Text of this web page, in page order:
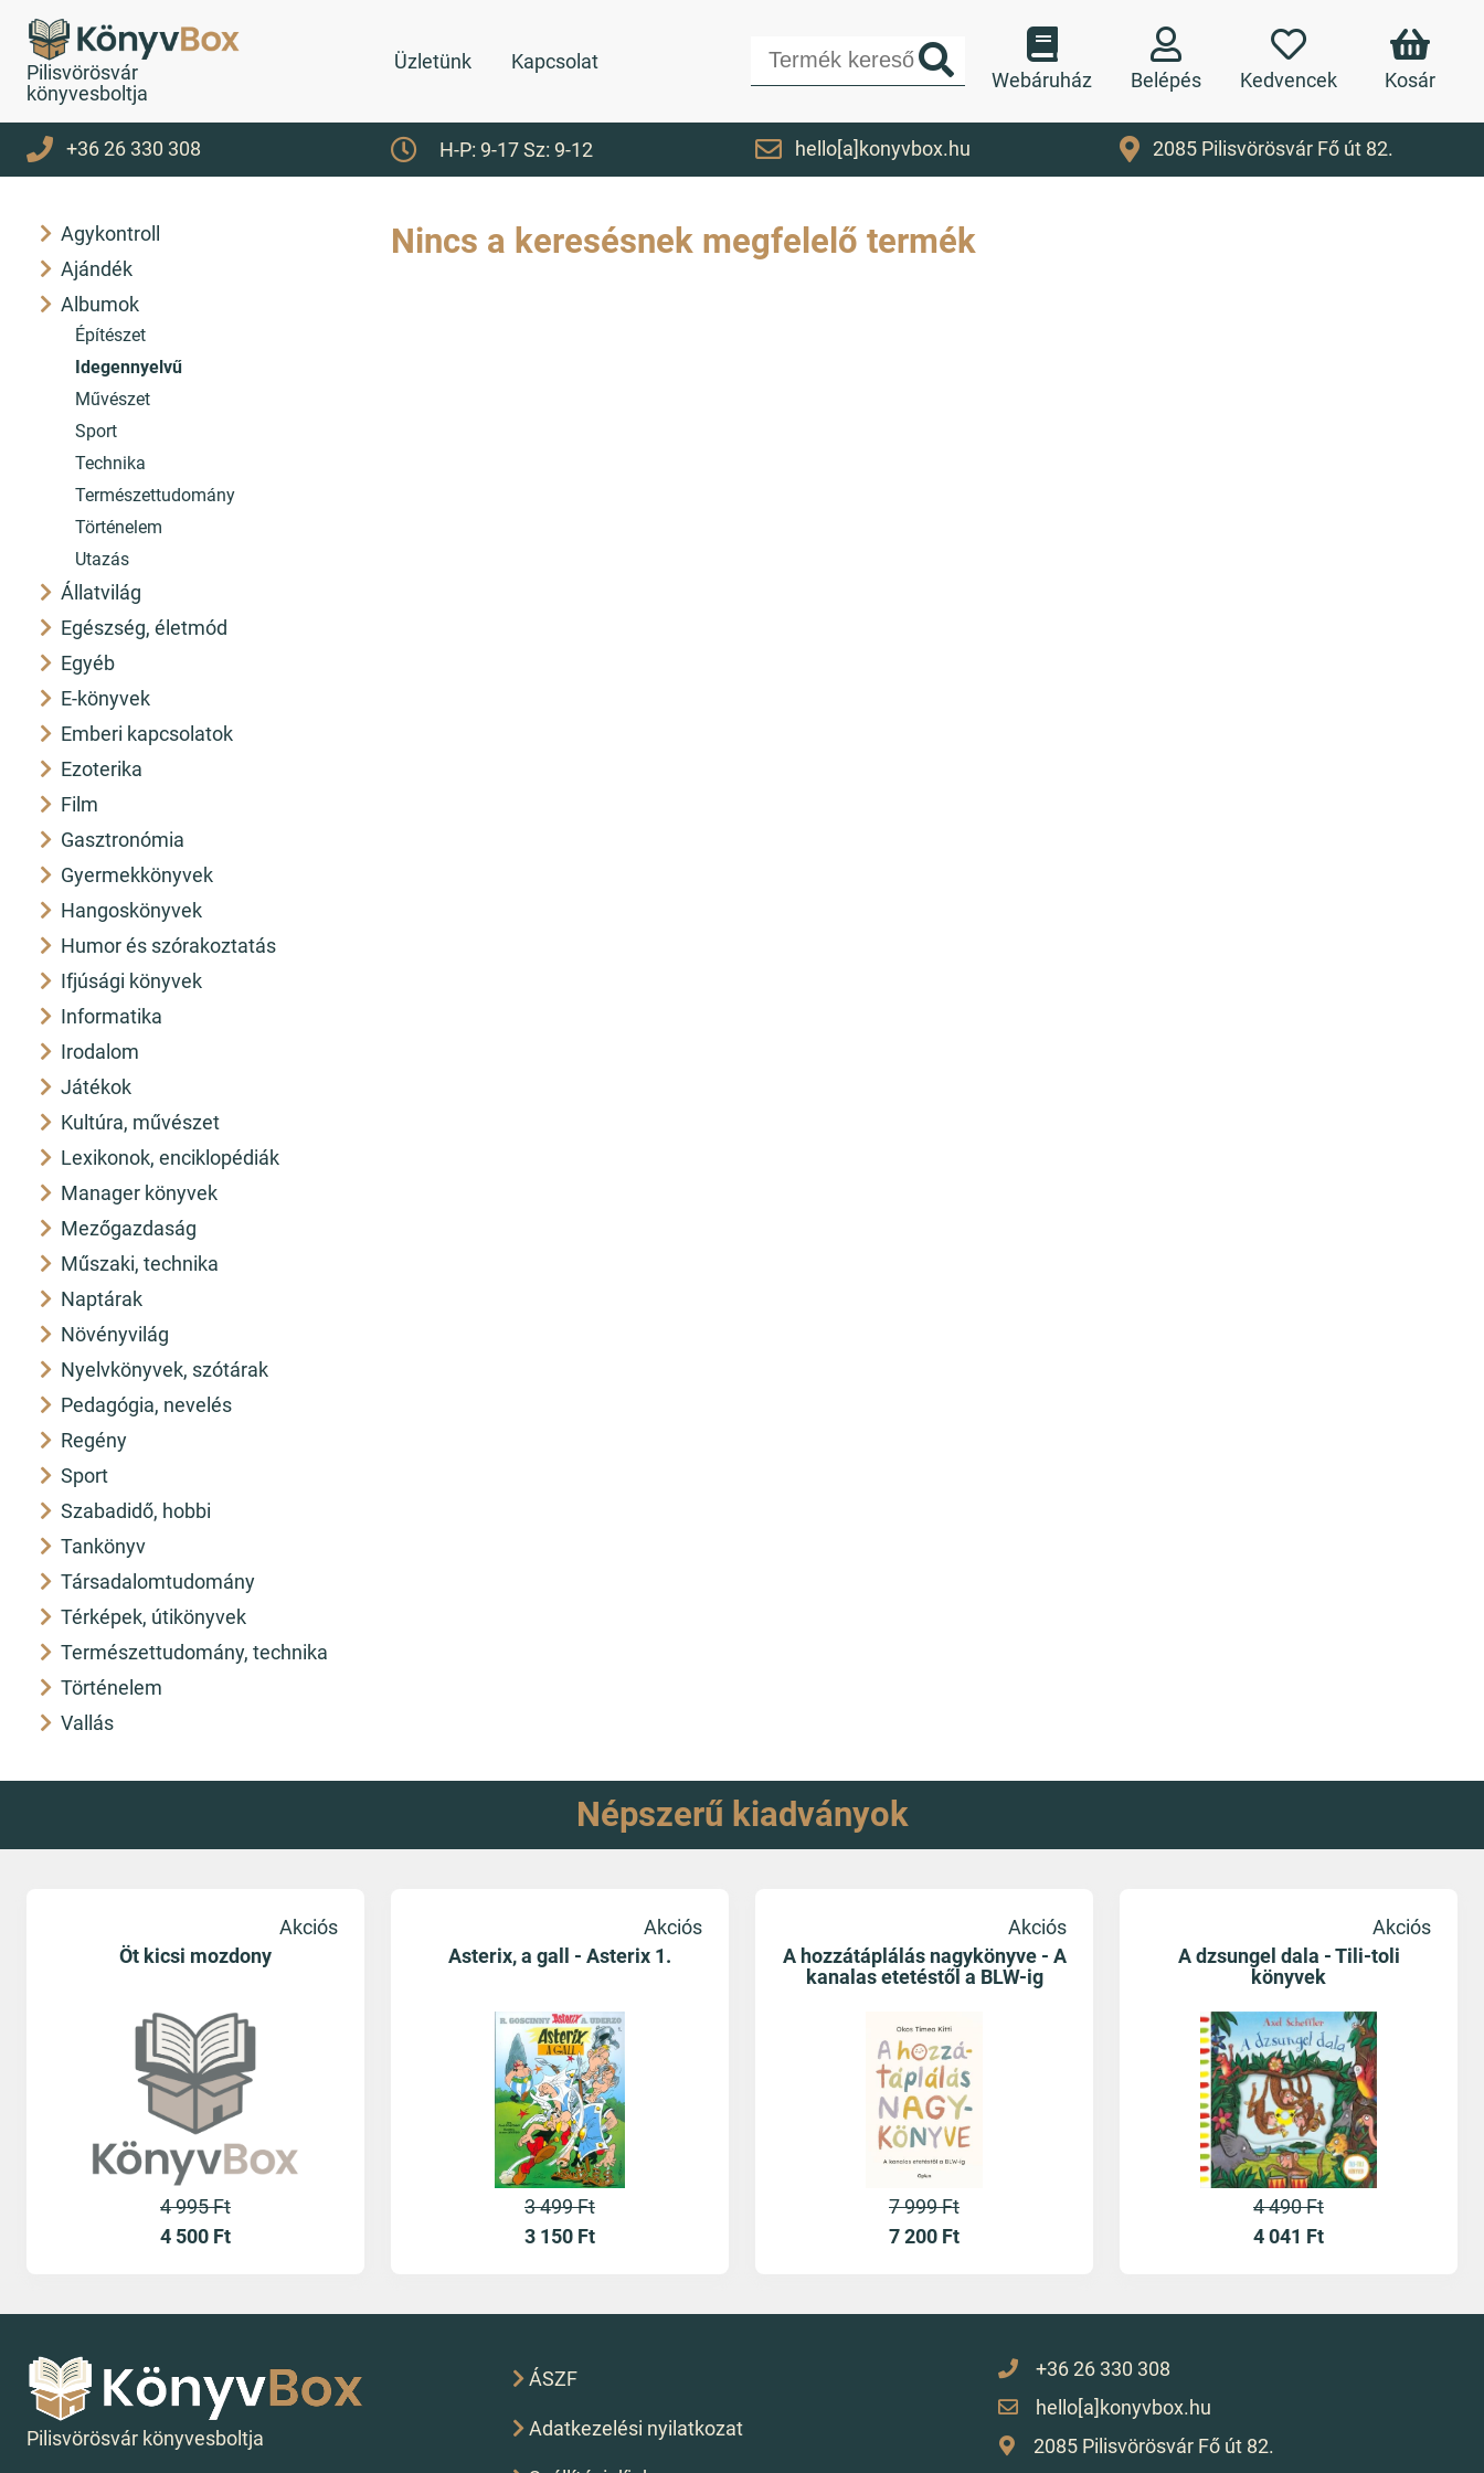
Pilisvörösvár
könyvesboltja
Üzletünk
Kapcsolat
Webáruház
Belépés Kedvencek Kosár
+36 26 330 308 H-P: 9-17 Sz: 9-12 hello[a]konyvbox.hu 2085 Pilisvörösvár Fő út 82.
Agykontroll
Ajándék
Albumok
Építészet
Idegennyelvű
Művészet
Sport
Technika
Természettudomány
Történelem
Utazás
Állatvilág
Egészség, életmód
Egyéb
E-könyvek
Emberi kapcsolatok
Ezoterika
Film
Gasztronómia
Gyermekkönyvek
Hangoskönyvek
Humor és szórakoztatás
Ifjúsági könyvek
Informatika
Irodalom
Játékok
Kultúra, művészet
Lexikonok, enciklopédiák
Manager könyvek
Mezőgazdaság
Műszaki, technika
Naptárak
Növényvilág
Nyelvkönyvek, szótárak
Pedagógia, nevelés
Regény
Sport
Szabadidő, hobbi
Tankönyv
Társadalomtudomány
Térképek, útikönyvek
Természettudomány, technika
Történelem
Vallás
Nincs a keresésnek megfelelő termék
Népszerű kiadványok
Öt kicsi mozdony
Akciós
4 995 Ft
4 500 Ft
Asterix, a gall - Asterix 1.
Akciós
3 499 Ft
3 150 Ft
A hozzátáplálás nagykönyve - A
kanalas etetéstől a BLW-ig
Akciós
7 999 Ft
7 200 Ft
A dzsungel dala - Tili-toli
könyvek
Akciós
4 490 Ft
4 041 Ft
Pilisvörösvár könyvesboltja
ÁSZF
Adatkezelési nyilatkozat
+36 26 330 308
hello[a]konyvbox.hu
2085 Pilisvörösvár Fő út 82.